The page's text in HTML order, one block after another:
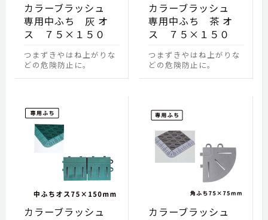
カラーブラッシュ
専用中ふち 灰 オ
ス ７５×１５０
つまずきやはね上がりな
どの危険防止に。
カラーブラッシュ
専用中ふち 茶 オ
ス ７５×１５０
つまずきやはね上がりな
どの危険防止に。
カラーブラッシュ
カラーブラッシュ